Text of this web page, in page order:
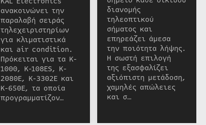
ανακοινώνει την
παραλαβή σειράς
τηλεχειριστηρίων
για κλιματιστικά
και air condition.
Πρόκειται για τα K-
1000, K-108ES, K-
2080E, K-3302E και
K-650E, τα οποία
προγραμματίζον…
διανομής
τηλεοπτικού
σήματος και
επηρεάζει άμεσα
την ποιότητα λήψης.
Η σωστή επιλογή
της εξασφαλίζει
αξιόπιστη μετάδοση,
χαμηλές απώλειες
και σ…